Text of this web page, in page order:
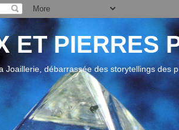
ET PIERRES
Joaillerie, débarrassée des storytellings des